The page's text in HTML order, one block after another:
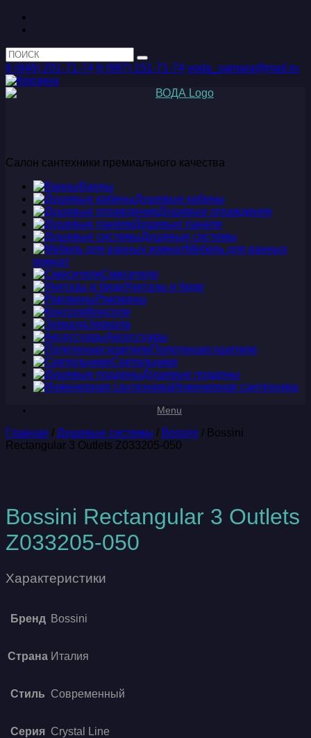
8 (846) 201-71-74 8 (987) 151-71-74 voda_samara@mail.ru
Салон сантехники премиального качества
Ванны
Душевые кабины
Душевые ограждения
Душевые панели
Душевые системы
Мебель для ванных
комнат
Смесители
Унитазы и биде
Раковины
Консоли
Зеркала
Аксессуары
Полотенцесушители
Светильники
Душевые поддоны
Инженерная сантехника
Menu
Главная / Душевые системы / Bossini / Bossini
Rectangular 3 Outlets Z033205-050
Bossini Rectangular 3 Outlets
Z033205-050
Характеристики
Бренд Bossini
Страна Италия
Стиль Современный
Серия Crystal Line